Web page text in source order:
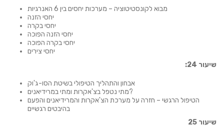
מבוא לקונסטיטוציה – מערכות יחסים בין 6 האנרגיות
יחסי הזנה
יחסי בקרה
יחסי הזנה הפוכה
יחסי בקרה הפוכה
יחסי צירים
שיעור 24:
אבחון והתהליך הטיפולי בשיטת הסו-ג'וק
מתי נטפל בצ'אקרות ומתי במרידיאנים?
הטיפול הרגשי – חזרה על מערכת הצ'אקרות והמרידיאנים והפעם
בהיבטים רגשיים
שיעור 25